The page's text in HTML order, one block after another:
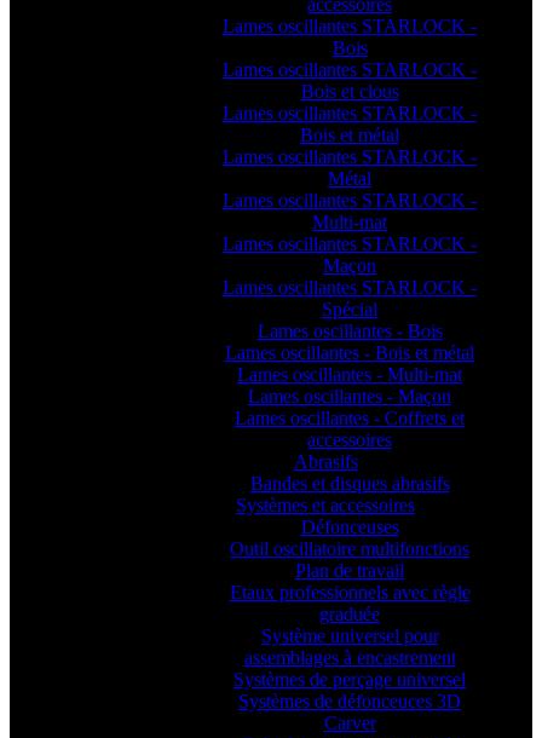
accessoires
Lames oscillantes STARLOCK -
Bois
Lames oscillantes STARLOCK -
Bois et clous
Lames oscillantes STARLOCK -
Bois et métal
Lames oscillantes STARLOCK -
Métal
Lames oscillantes STARLOCK -
Multi-mat
Lames oscillantes STARLOCK -
Maçon
Lames oscillantes STARLOCK -
Spécial
Lames oscillantes - Bois
Lames oscillantes - Bois et métal
Lames oscillantes - Multi-mat
Lames oscillantes - Maçon
Lames oscillantes - Coffrets et
accessoires
Abrasifs
Bandes et disques abrasifs
Systèmes et accessoires
Défonceuses
Outil oscillatoire multifonctions
Plan de travail
Etaux professionnels avec règle
graduée
Système universel pour
assemblages à encastrement
Systèmes de perçage universel
Systèmes de défonceuces 3D
Carver